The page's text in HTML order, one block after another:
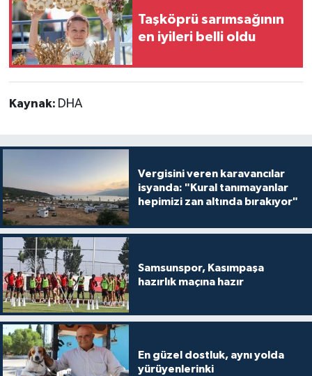
Taşköprü sarımsağının
en iyileri belli oldu
Kaynak: DHA
Vergisini veren karavancılar
isyanda: "Kural tanımayanlar
hepimizi zan altında bırakıyor"
Samsunspor, Kasımpaşa
hazırlık maçına hazır
En güzel dostluk, aynı yolda
yürüyenlerinki